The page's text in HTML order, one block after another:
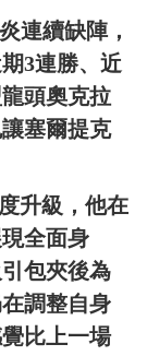
連續缺陣，
3連勝、近
頭奧克拉
塞爾提克
升級，他在
全面身
包夾後為
調整自身
比上一場